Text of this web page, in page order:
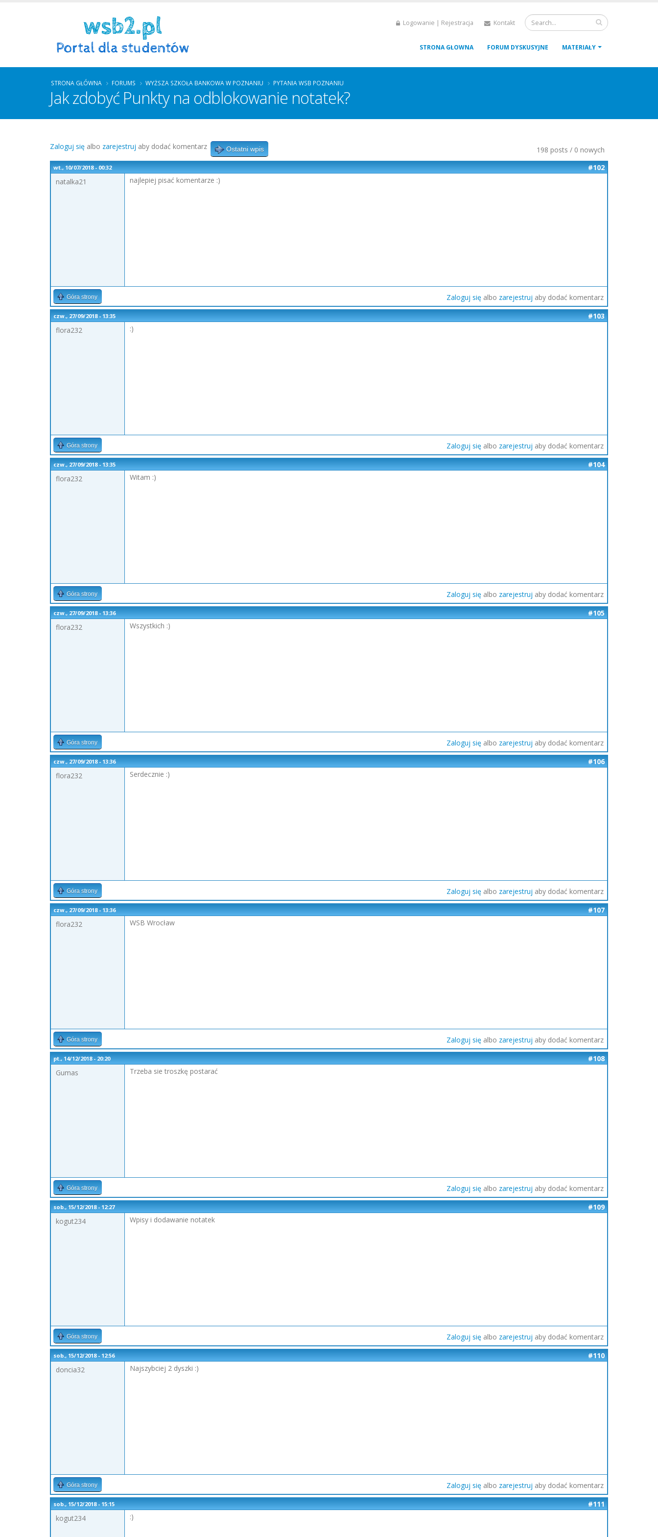
Logowanie | Rejestracja Kontakt
STRONA GŁOWNA FORUM DYSKUSYJNE MATERIAŁY
STRONA GŁÓWNA FORUMS WYŻSZA SZKOŁA BANKOWA W POZNANIU PYTANIA WSB POZNANIU
Jak zdobyć Punkty na odblokowanie notatek?
198 posts / 0 nowych
Zaloguj się albo zarejestruj aby dodać komentarz Ostatni wpis
wt., 10/07/2018 - 00:32
#102
natalka21
najlepiej pisać komentarze :)
Góra strony Zaloguj się albo zarejestruj aby dodać komentarz
czw., 27/09/2018 - 13:35
#103
flora232
:)
Góra strony Zaloguj się albo zarejestruj aby dodać komentarz
czw., 27/09/2018 - 13:35
#104
flora232
Witam :)
Góra strony Zaloguj się albo zarejestruj aby dodać komentarz
czw., 27/09/2018 - 13:36
#105
flora232
Wszystkich :)
Góra strony Zaloguj się albo zarejestruj aby dodać komentarz
czw., 27/09/2018 - 13:36
#106
flora232
Serdecznie :)
Góra strony Zaloguj się albo zarejestruj aby dodać komentarz
czw., 27/09/2018 - 13:36
#107
flora232
WSB Wrocław
Góra strony Zaloguj się albo zarejestruj aby dodać komentarz
pt., 14/12/2018 - 20:20
#108
Gumas
Trzeba sie troszkę postarać
Góra strony Zaloguj się albo zarejestruj aby dodać komentarz
sob., 15/12/2018 - 12:27
#109
kogut234
Wpisy i dodawanie notatek
Góra strony Zaloguj się albo zarejestruj aby dodać komentarz
sob., 15/12/2018 - 12:56
#110
doncia32
Najszybciej 2 dyszki :)
Góra strony Zaloguj się albo zarejestruj aby dodać komentarz
sob., 15/12/2018 - 15:15
#111
kogut234
:)